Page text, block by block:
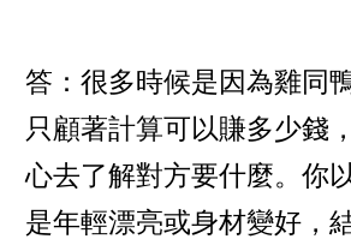
答：很多時候是因為雞同
只顧著計算可以賺多少錢
心去了解對方要什麼。你
是年輕漂亮或身材變好，